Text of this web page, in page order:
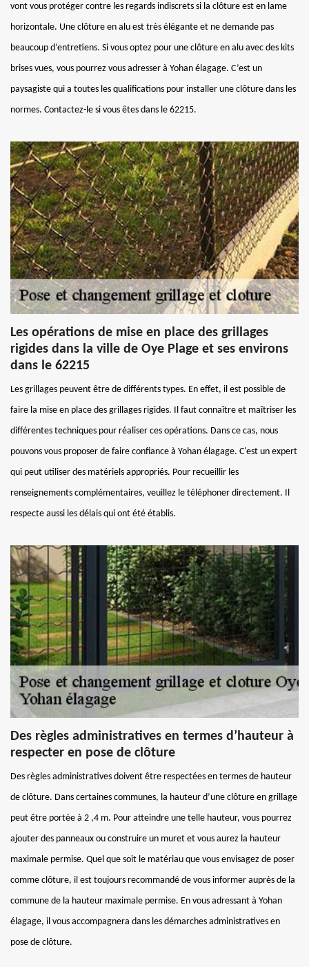
vont vous protéger contre les regards indiscrets si la clôture est en lame
horizontale. Une clôture en alu est très élégante et ne demande pas
beaucoup d’entretiens. Si vous optez pour une clôture en alu avec des kits
brises vues, vous pourrez vous adresser à Yohan élagage. C’est un
paysagiste qui a toutes les qualifications pour installer une clôture dans les
normes. Contactez-le si vous êtes dans le 62215.
Les opérations de mise en place des grillages
rigides dans la ville de Oye Plage et ses environs
dans le 62215
Les grillages peuvent être de différents types. En effet, il est possible de
faire la mise en place des grillages rigides. Il faut connaître et maîtriser les
différentes techniques pour réaliser ces opérations. Dans ce cas, nous
pouvons vous proposer de faire confiance à Yohan élagage. C'est un expert
qui peut utiliser des matériels appropriés. Pour recueillir les
renseignements complémentaires, veuillez le téléphoner directement. Il
respecte aussi les délais qui ont été établis.
Des règles administratives en termes d’hauteur à
respecter en pose de clôture
Des règles administratives doivent être respectées en termes de hauteur
de clôture. Dans certaines communes, la hauteur d’une clôture en grillage
peut être portée à 2 ,4 m. Pour atteindre une telle hauteur, vous pourrez
ajouter des panneaux ou construire un muret et vous aurez la hauteur
maximale permise. Quel que soit le matériau que vous envisagez de poser
comme clôture, il est toujours recommandé de vous informer auprès de la
commune de la hauteur maximale permise. En vous adressant à Yohan
élagage, il vous accompagnera dans les démarches administratives en
pose de clôture.